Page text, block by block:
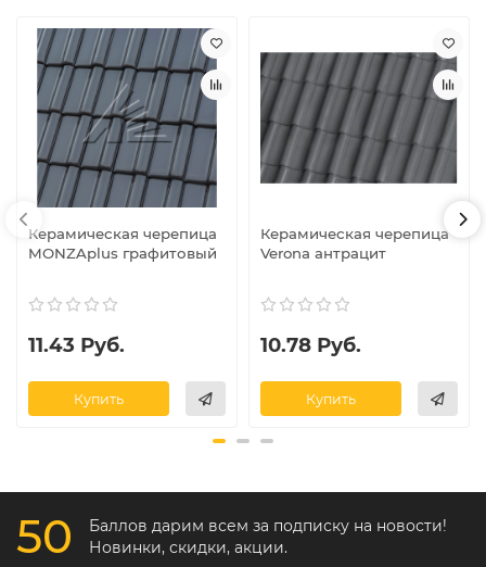
Керамическая черепица
MONZAplus графитовый
11.43 Руб.
Купить
Керамическая черепица
Verona антрацит
10.78 Руб.
Купить
50
Баллов дарим всем за подписку на новости!
Новинки, скидки, акции.